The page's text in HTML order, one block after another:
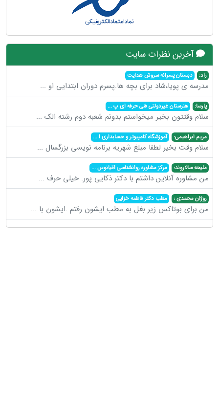
آخرین نظرات سایت
راد: دبستان پسرانه سروش هدایت
مدرسه ی پویا،شاد برای بچه ها.پسرم دوران ابتدایی او ...
پارسا: هنرستان غیردولتی فنی حرفه ای پ...
سلام وقتتون بخیر میخواستم بدونم شعبه دوم رشته الک ...
مریم ابراهیمی: آموزشگاه کامپیوتر و حسابداری ا...
سلام وقت بخیر لطفا مبلغ شهریه برنامه نویسی بزرگسال ...
ملیحه سالاروند: مرکز مشاوره روانشناسی اقیانوس...
من مشاوره آنلاین داشتم با دکتر ذکایی پور. خیلی حرف ...
روژان محمدی : مطب دکتر فاطمه خزایی
من برای بوتاکس زیر بغل به مطب ایشون رفتم .ایشون با ...